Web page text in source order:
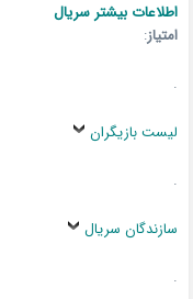
اطلاعات بیشتر سریال
امتیاز:
.
لیست بازیگران
.
سازندگان سریال
.